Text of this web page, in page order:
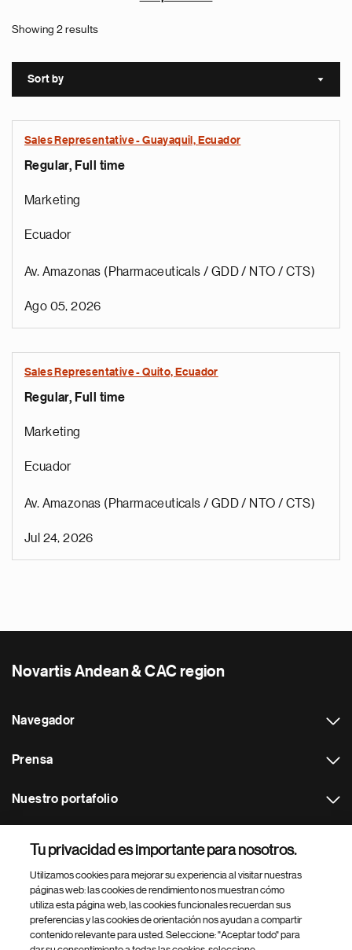
Showing 2 results
Sort by Sort
Sales Representative - Guayaquil, Ecuador
Regular, Full time
Marketing
Ecuador
Av. Amazonas (Pharmaceuticals / GDD / NTO / CTS)
Ago 05, 2026
Sales Representative - Quito, Ecuador
Regular, Full time
Marketing
Ecuador
Av. Amazonas (Pharmaceuticals / GDD / NTO / CTS)
Jul 24, 2026
Novartis Andean & CAC region
Navegador
Prensa
Nuestro portafolio
Footer Site Search
Tu privacidad es importante para nosotros.
Utilizamos cookies para mejorar su experiencia al visitar nuestras
páginas web: las cookies de rendimiento nos muestran cómo
utiliza esta página web, las cookies funcionales recuerdan sus
preferencias y las cookies de orientación nos ayudan a compartir
contenido relevante para usted. Seleccione: "Aceptar todo" para